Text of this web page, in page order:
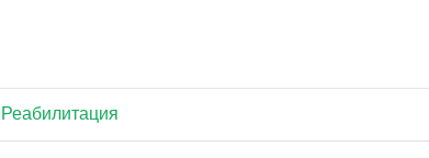
Реабилитация